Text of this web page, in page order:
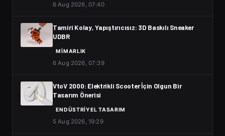
6 Aug 2026, 07:40
Tamiri Kolay, Yapıştırıcısız: 3D Baskılı Sneaker
UDBR
MIMARLIK
6 Aug 2026, 07:39
VtoV 2000: Elektrikli Scooter İçin Olgun Bir
Tasarım Önerisi
ENDÜSTRIYEL TASARIM
5 Aug 2026, 19:29